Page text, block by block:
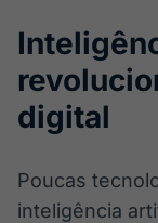
digital
Poucas
inteligência